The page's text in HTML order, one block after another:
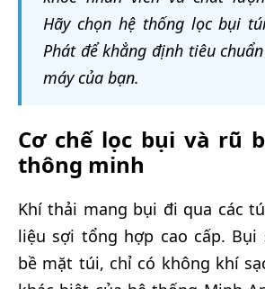
Hãy chọn hệ thống lọc bụi
Phát để khẳng định tiêu
máy của bạn.
Cơ chế lọc bụi và rũ
thông minh
Khí thải mang bụi đi qua các
liệu sợi tổng hợp cao cấp. Bụi
bề mặt túi, chỉ có không khí